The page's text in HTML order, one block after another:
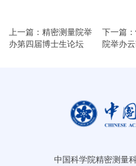
上一篇：精密测量院举
办第四届博士生论坛
下一篇
院举办
中国科学院精密测量